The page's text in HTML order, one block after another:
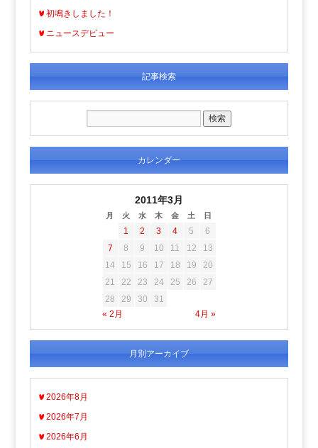
初鳴きしました！
ニュースデビュー
記事検索
カレンダー
2011年3月
月 火 水 木 金 土 日
« 2月 4月 »
1 2 3 4 5
6
7
8 9 10 11 12
13
14
15 16 17 18 19
20
21
22 23 24 25 26
27
28
29 30 31
月別アーカイブ
2026年8月
2026年7月
2026年6月